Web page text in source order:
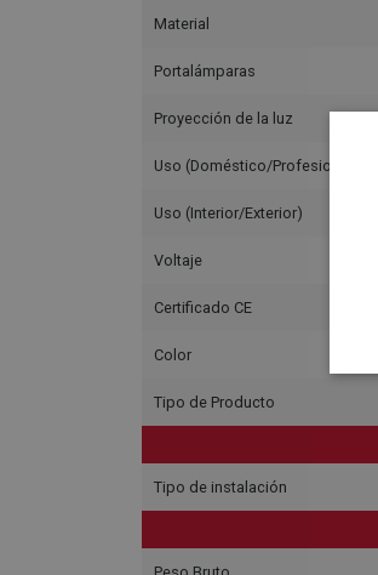
Material
Portalámparas
Proyección de la luz
Uso (Doméstico/Profesional)
Uso (Interior/Exterior)
Voltaje
Certificado CE
Color
Tipo de Producto
Tipo de instalación